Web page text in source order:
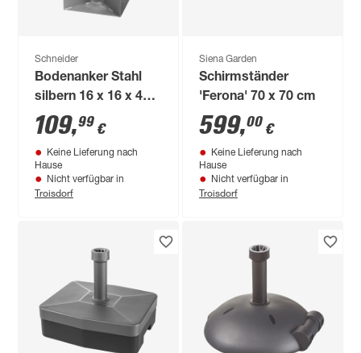
Schneider
Bodenanker Stahl
silbern 16 x 16 x 45
cm
109,99 €
Keine Lieferung nach
Hause
Nicht verfügbar in
Troisdorf
Siena Garden
Schirmständer
'Ferona' 70 x 70 cm
599,00 €
Keine Lieferung nach
Hause
Nicht verfügbar in
Troisdorf